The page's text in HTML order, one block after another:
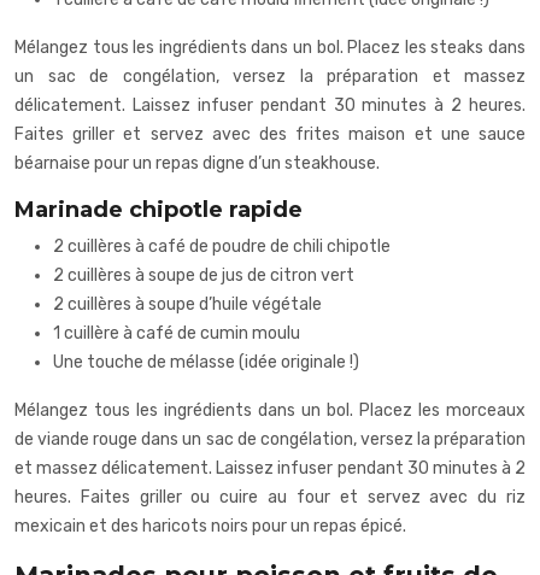
Mélangez tous les ingrédients dans un bol. Placez les steaks dans
un sac de congélation, versez la préparation et massez
délicatement. Laissez infuser pendant 30 minutes à 2 heures.
Faites griller et servez avec des frites maison et une sauce
béarnaise pour un repas digne d’un steakhouse.
Marinade chipotle rapide
2 cuillères à café de poudre de chili chipotle
2 cuillères à soupe de jus de citron vert
2 cuillères à soupe d’huile végétale
1 cuillère à café de cumin moulu
Une touche de mélasse (idée originale !)
Mélangez tous les ingrédients dans un bol. Placez les morceaux
de viande rouge dans un sac de congélation, versez la préparation
et massez délicatement. Laissez infuser pendant 30 minutes à 2
heures. Faites griller ou cuire au four et servez avec du riz
mexicain et des haricots noirs pour un repas épicé.